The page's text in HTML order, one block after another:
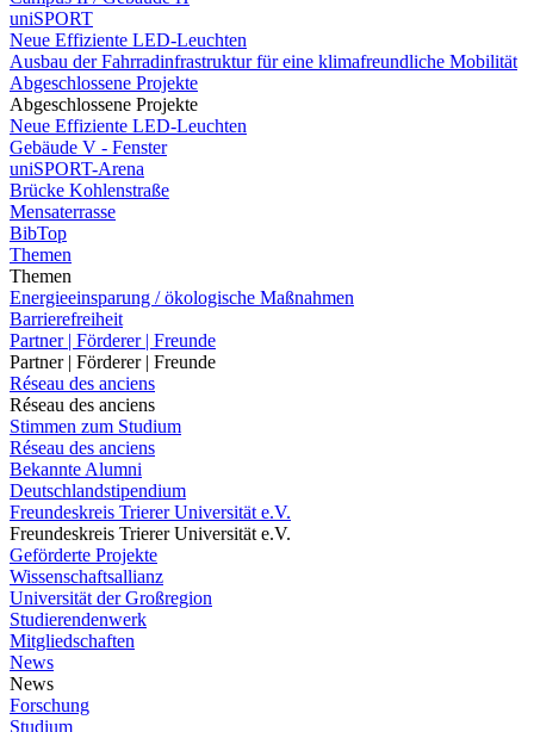
uniSPORT
Neue Effiziente LED-Leuchten
Ausbau der Fahrradinfrastruktur für eine klimafreundliche Mobilität
Abgeschlossene Projekte
Abgeschlossene Projekte
Neue Effiziente LED-Leuchten
Gebäude V - Fenster
uniSPORT-Arena
Brücke Kohlenstraße
Mensaterrasse
BibTop
Themen
Themen
Energieeinsparung / ökologische Maßnahmen
Barrierefreiheit
Partner | Förderer | Freunde
Partner | Förderer | Freunde
Réseau des anciens
Réseau des anciens
Stimmen zum Studium
Réseau des anciens
Bekannte Alumni
Deutschlandstipendium
Freundeskreis Trierer Universität e.V.
Freundeskreis Trierer Universität e.V.
Geförderte Projekte
Wissenschaftsallianz
Universität der Großregion
Studierendenwerk
Mitgliedschaften
News
News
Forschung
Studium